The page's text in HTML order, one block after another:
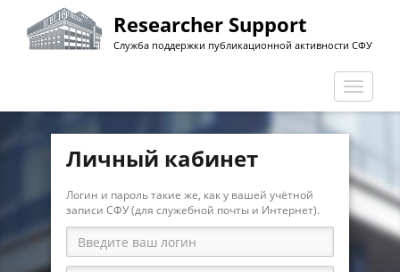
Перейти
основному
Researcher Support
Служба поддержки публикационной активности СФУ
Личный кабинет
Логин и пароль такие же, как у вашей учётной
записи СФУ (для служебной почты и Интернет).